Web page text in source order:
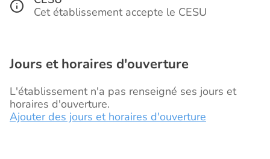
Cet établissement accepte le CESU
Jours et horaires d'ouverture
L'établissement n'a pas renseigné ses jours et
horaires d'ouverture.
Ajouter des jours et horaires d'ouverture